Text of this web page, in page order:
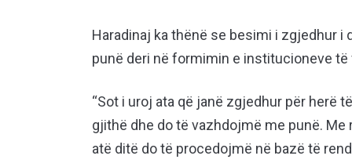
Haradinaj ka thënë se besimi i zgjedhur
punë deri në formimin e institucioneve të
“Sot i uroj ata që janë zgjedhur për herë
gjithë dhe do të vazhdojmë me punë.
atë ditë do të procedojmë në bazë të